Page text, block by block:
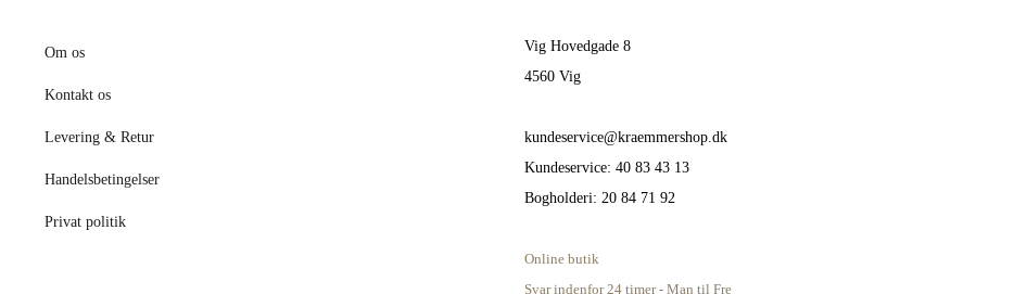
Om os
Kontakt os
Levering & Retur
Handelsbetingelser
Privat politik
Vig Hovedgade 8
4560 Vig
kundeservice@kraemmershop.dk
Kundeservice: 40 83 43 13
Bogholderi: 20 84 71 92
Online butik
Svar indenfor 24 timer - Man til Fre